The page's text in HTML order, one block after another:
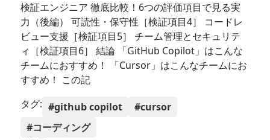
検証エンジニア 徹底比較！6つの評価項目で見る実
力（後編） 可読性・保守性［検証項目4］ コードレ
ビュー支援［検証項目5］ チーム管理とセキュリテ
ィ［検証項目6］ 結論 「GitHub Copilot」はこんな
チームにおすすめ！ 「Cursor」はこんなチームにお
すすめ！ この記
タグ: #github copilot
#cursor
#コーディング